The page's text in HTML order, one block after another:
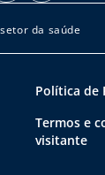
da saúde
Política de
Termos e
visitante